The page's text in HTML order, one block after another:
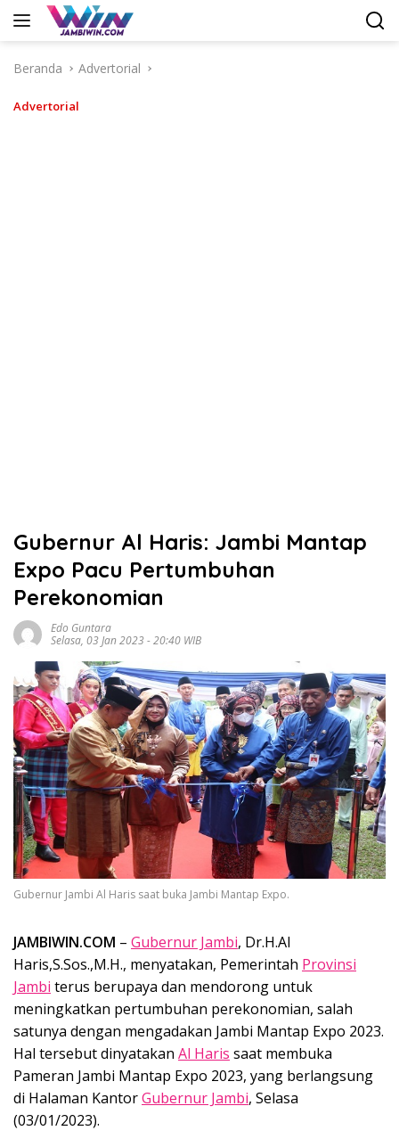
Langsung
Beranda
Advertorial
Advertorial
Gubernur Al Haris: Jambi Mantap
Expo Pacu Pertumbuhan
Perekonomian
Edo Guntara
Selasa, 03 Jan 2023 - 20:40 WIB
Gubernur Jambi Al Haris saat buka Jambi Mantap Expo.
JAMBIWIN.COM – Gubernur Jambi, Dr.H.Al
Haris,S.Sos.,M.H., menyatakan, Pemerintah Provinsi
Jambi terus berupaya dan mendorong untuk
meningkatkan pertumbuhan perekonomian, salah
satunya dengan mengadakan Jambi Mantap Expo 2023.
Hal tersebut dinyatakan Al Haris saat membuka
Pameran Jambi Mantap Expo 2023, yang berlangsung
di Halaman KantorGubernur Jambi, Selasa
(03/01/2023).